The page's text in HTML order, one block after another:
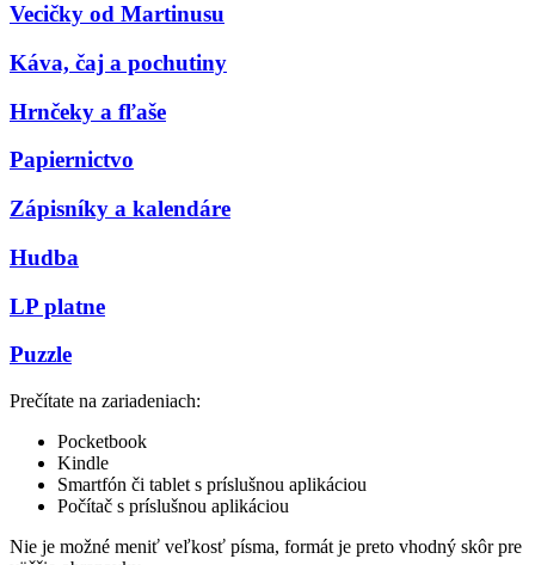
Vecičky od Martinusu
Káva, čaj a pochutiny
Hrnčeky a fľaše
Papiernictvo
Zápisníky a kalendáre
Hudba
LP platne
Puzzle
Prečítate na zariadeniach:
Pocketbook
Kindle
Smartfón či tablet s príslušnou aplikáciou
Počítač s príslušnou aplikáciou
Nie je možné meniť veľkosť písma, formát je preto vhodný skôr pre